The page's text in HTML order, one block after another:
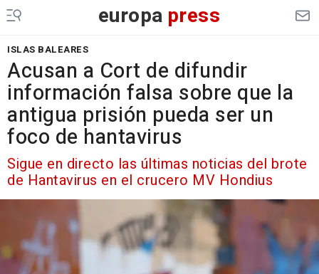
europa press
ISLAS BALEARES
Acusan a Cort de difundir
información falsa sobre que la
antigua prisión pueda ser un
foco de hantavirus
Sigue en directo las últimas noticias del brote
de Hantavirus en el crucero MV Hondius